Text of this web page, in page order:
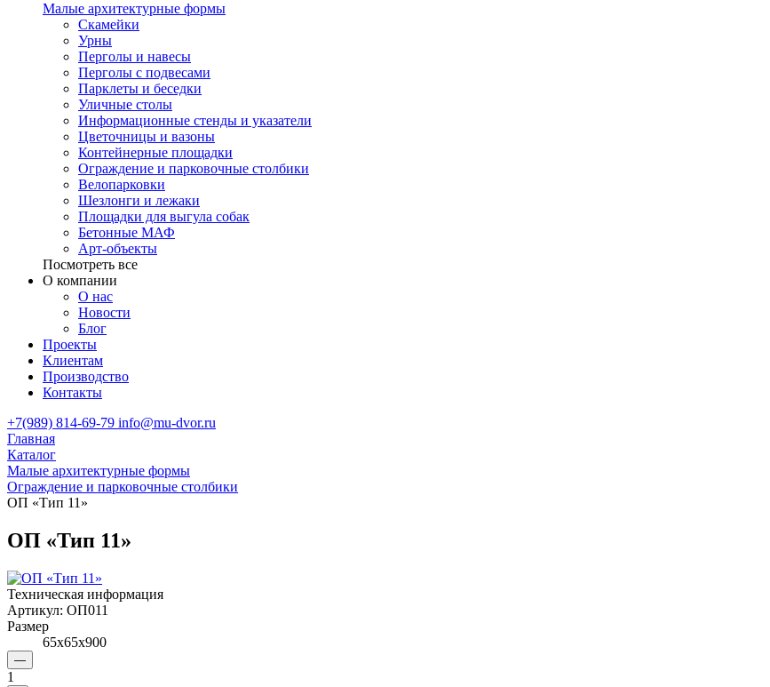
Малые архитектурные формы
Скамейки
Урны
Перголы и навесы
Перголы с подвесами
Парклеты и беседки
Уличные столы
Информационные стенды и указатели
Цветочницы и вазоны
Контейнерные площадки
Ограждение и парковочные столбики
Велопарковки
Шезлонги и лежаки
Площадки для выгула собак
Бетонные МАФ
Арт-объекты
Посмотреть все
О компании
О нас
Новости
Блог
Проекты
Клиентам
Производство
Контакты
+7(989) 814-69-79 info@mu-dvor.ru
Главная
Каталог
Малые архитектурные формы
Ограждение и парковочные столбики
ОП «Тип 11»
ОП «Тип 11»
Техническая информация
Артикул: ОП011
Размер
65х65х900
—
1